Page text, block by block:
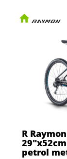
R
petrol